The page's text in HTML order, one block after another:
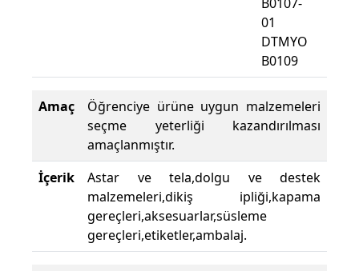
01
DTMYO
B0109
Amaç
Öğrenciye ürüne uygun malzemeleri
seçme yeterliği kazandırılması
amaçlanmıştır.
İçerik
Astar ve tela,dolgu ve destek
malzemeleri,dikiş ipliği,kapama
gereçleri,aksesuarlar,süsleme
gereçleri,etiketler,ambalaj.